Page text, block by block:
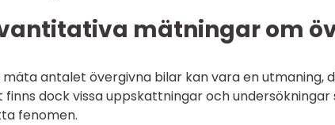
mätningar om
antalet övergivna bilar kan vara en utmaning,
finns dock vissa uppskattningar och
fenomen.